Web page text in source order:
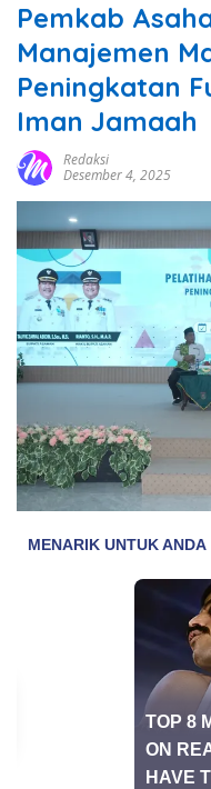
Pemkab
Manajemen
Peningkatan
Iman Jamaah
Redaksi
Desember 4, 2025